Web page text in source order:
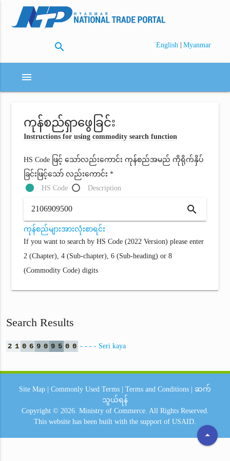
search English | Myanmar
menu
ကုန်စည်ရှာဖွေခြင်း
Instructions for using commodity search function
HS Code ဖြင့် သော်လည်းကောင်း ကုန်စည်အမည် ကိုရိုက်နှိပ်
ခြင်းဖြင့်သော် လည်းကောင်း *
HS Code
Description
search
ကုန်စည်များအားလုံးစာရင်း
If you want to search by HS Code (2022 Version) please enter
2 (Chapter), 4 (Sub-chapter), 6 (Sub-heading) or 8
(Commodity Code) digits
Search Results
2 1 0 6 9 0 9 5 0 0 - - - - Seri kaya
arrow_drop_up
Site Map Commonly Used Terms Terms and Conditions
ဆက်
သွယ်ရန်
Copyright © 2026. Ministry of Commerce. All Rights Reserved.
This website has been built with the support of USAID.